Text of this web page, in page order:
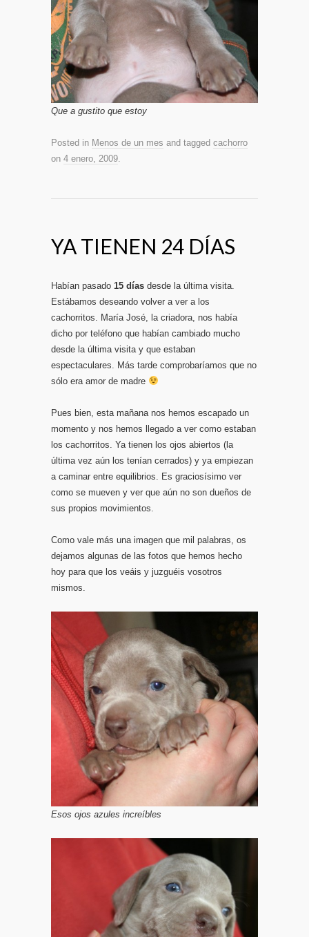
Que a gustito que estoy
Posted in Menos de un mes and tagged cachorro
on 4 enero, 2009
YA TIENEN 24 DÍAS
Habían pasado 15 días desde la última visita.
Estábamos deseando volver a ver a los
cachorritos. María José, la criadora, nos había
dicho por teléfono que habían cambiado mucho
desde la última visita y que estaban
espectaculares. Más tarde comprobaríamos que no
sólo era amor de madre
Pues bien, esta mañana nos hemos escapado un
momento y nos hemos llegado a ver como estaban
los cachorritos. Ya tienen los ojos abiertos (la
última vez aún los tenían cerrados) y ya empiezan
a caminar entre equilibrios. Es graciosísimo ver
como se mueven y ver que aún no son dueños de
sus propios movimientos.
Como vale más una imagen que mil palabras, os
dejamos algunas de las fotos que hemos hecho
hoy para que los veáis y juzguéis vosotros
mismos.
Esos ojos azules increíbles